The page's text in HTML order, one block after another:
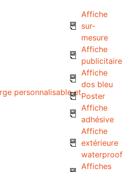
Affiche
sur-
mesure
Affiche
publicitaire
Affiche
dos bleu
Poster
Affiche
adhésive
Affiche
extérieure
waterproof
Affiches